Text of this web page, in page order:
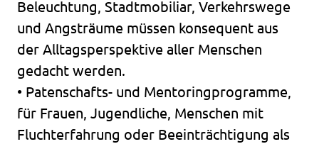
Beleuchtung, Stadtmobiliar, Verkehrswege
und Angsträume müssen konsequent aus
der Alltagsperspektive aller Menschen
gedacht werden.
• Patenschafts- und Mentoringprogramme,
für Frauen, Jugendliche, Menschen mit
Fluchterfahrung oder Beeinträchtigung als